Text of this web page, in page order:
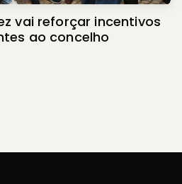
vai reforçar incentivos
ao concelho